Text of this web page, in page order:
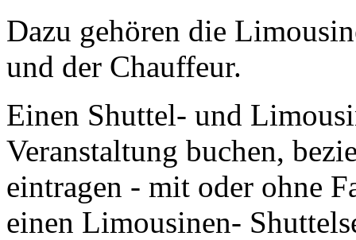
Dazu gehören die
und der Chauffeur.
Einen Shuttel- und
Veranstaltung buchen,
eintragen - mit oder ohne
einen Limousinen-